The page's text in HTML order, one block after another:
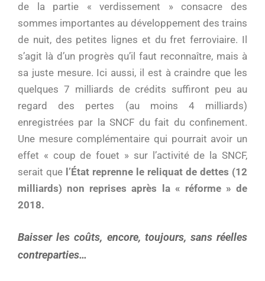
de la partie « verdissement » consacre des
sommes importantes au développement des trains
de nuit, des petites lignes et du fret ferroviaire. Il
s’agit là d’un progrès qu’il faut reconnaître, mais à
sa juste mesure. Ici aussi, il est à craindre que les
quelques 7 milliards de crédits suffiront peu au
regard des pertes (au moins 4 milliards)
enregistrées par la SNCF du fait du confinement.
Une mesure complémentaire qui pourrait avoir un
effet « coup de fouet » sur l’activité de la SNCF,
serait que l’État reprenne le reliquat de dettes (12
milliards) non reprises après la « réforme » de
2018.
Baisser les coûts, encore, toujours, sans réelles
contreparties…